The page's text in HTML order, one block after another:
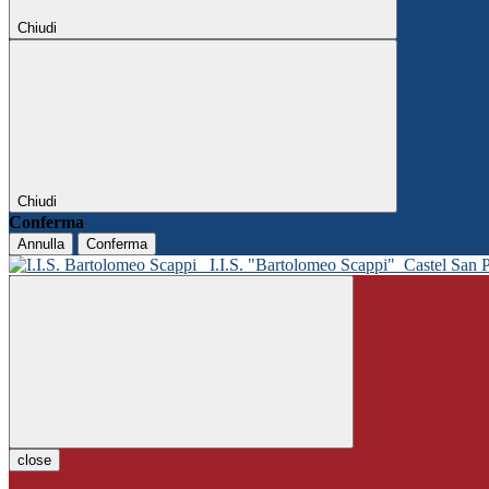
Chiudi
Chiudi
Conferma
Annulla Conferma
I.I.S. "Bartolomeo Scappi" Castel San
close